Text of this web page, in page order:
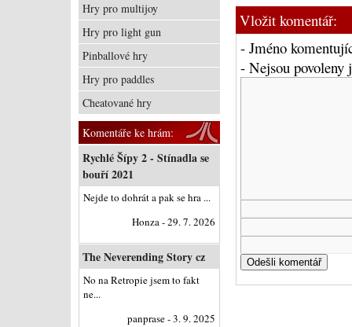
Vložit komentář:
- Jméno
- Nejsou
Hry pro multijoy
Hry pro light gun
Pinballové hry
Hry pro paddles
Cheatované hry
Komentáře ke hrám:
Rychlé Šípy 2 - Stínadla se
bouří 2021
Nejde to dohrát a pak se hra ...
Honza - 29. 7. 2026
The Neverending Story cz
No na Retropie jsem to fakt
ne...
panprase - 3. 9. 2025